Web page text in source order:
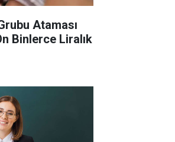
Ataması
Binlerce Liralık